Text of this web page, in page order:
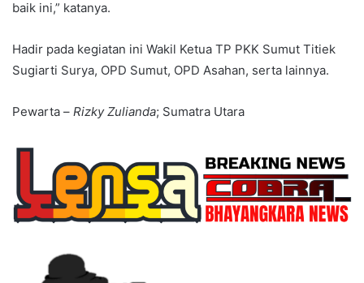
baik ini,” katanya.
Hadir pada kegiatan ini Wakil Ketua TP PKK Sumut Titiek
Sugiarti Surya, OPD Sumut, OPD Asahan, serta lainnya.
Pewarta – Rizky Zulianda; Sumatra Utara